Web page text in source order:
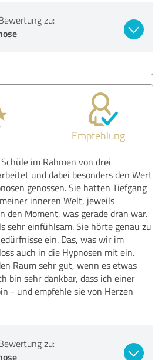
zu:
Empfehlung
im Rahmen von drei
und dabei besonders den Wert
genossen. Sie hatten Tiefgang
inneren Welt, jeweils
den Moment, was gerade dran war.
sehr einfühlsam. Sie hörte genau zu
ein. Das, was wir im
auch in die Hypnosen mit ein.
Raum sehr gut, wenn es etwas
bin sehr dankbar, dass ich einer
- und empfehle sie von Herzen
zu: